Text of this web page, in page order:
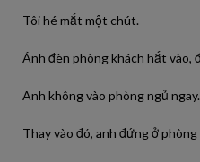
Tôi hé mắt một chút.
Ánh đèn phòng khách hắt vào,
Anh không vào phòng ngủ ngay.
Thay vào đó, anh đứng ở